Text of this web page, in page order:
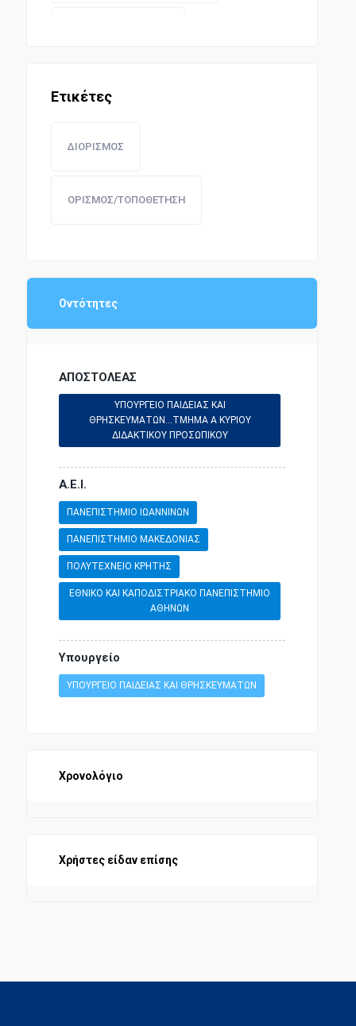
Ετικέτες
ΔΙΟΡΙΣΜΟΣ
ΟΡΙΣΜΟΣ/ΤΟΠΟΘΕΤΗΣΗ
Οντότητες
ΑΠΟΣΤΟΛΕΑΣ
ΥΠΟΥΡΓΕΙΟ ΠΑΙΔΕΙΑΣ ΚΑΙ
ΘΡΗΣΚΕΥΜΑΤΩΝ...ΤΜΗΜΑ Α ΚΥΡΙΟΥ
ΔΙΔΑΚΤΙΚΟΥ ΠΡΟΣΩΠΙΚΟΥ
Α.Ε.Ι.
ΠΑΝΕΠΙΣΤΗΜΙΟ ΙΩΑΝΝΙΝΩΝ
ΠΑΝΕΠΙΣΤΗΜΙΟ ΜΑΚΕΔΟΝΙΑΣ
ΠΟΛΥΤΕΧΝΕΙΟ ΚΡΗΤΗΣ
ΕΘΝΙΚΟ ΚΑΙ ΚΑΠΟΔΙΣΤΡΙΑΚΟ ΠΑΝΕΠΙΣΤΗΜΙΟ
ΑΘΗΝΩΝ
Υπουργείο
ΥΠΟΥΡΓΕΙΟ ΠΑΙΔΕΙΑΣ ΚΑΙ ΘΡΗΣΚΕΥΜΑΤΩΝ
Χρονολόγιο
Χρήστες είδαν επίσης